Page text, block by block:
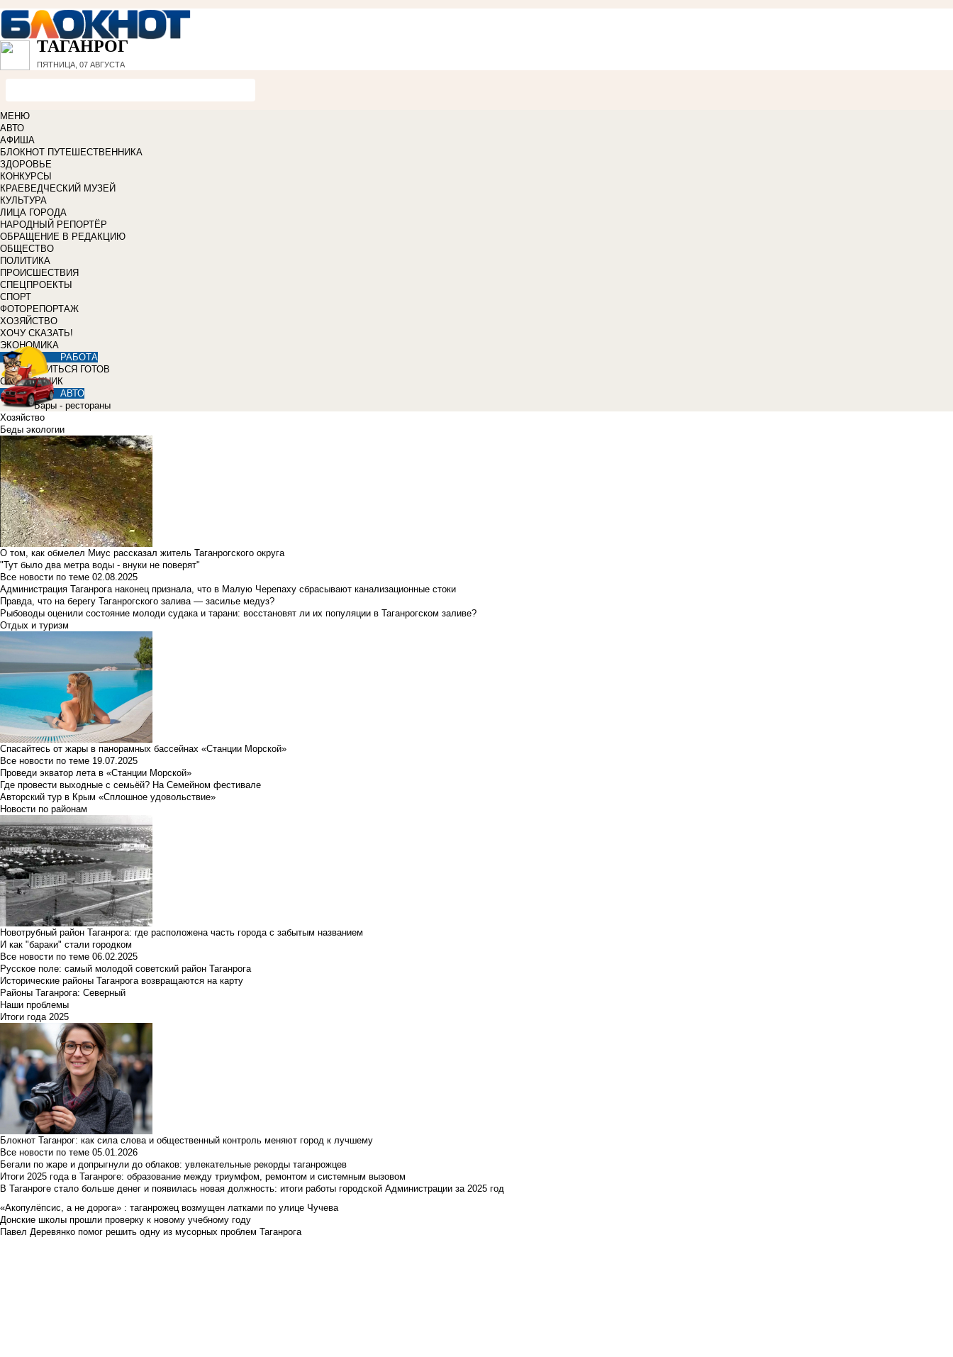
ТАГАНРОГ
ПЯТНИЦА, 07 АВГУСТА
МЕНЮ
АВТО
АФИША
БЛОКНОТ ПУТЕШЕСТВЕННИКА
ЗДОРОВЬЕ
КОНКУРСЫ
КРАЕВЕДЧЕСКИЙ МУЗЕЙ
КУЛЬТУРА
ЛИЦА ГОРОДА
НАРОДНЫЙ РЕПОРТЁР
ОБРАЩЕНИЕ В РЕДАКЦИЮ
ОБЩЕСТВО
ПОЛИТИКА
ПРОИСШЕСТВИЯ
СПЕЦПРОЕКТЫ
СПОРТ
ФОТОРЕПОРТАЖ
ХОЗЯЙСТВО
ХОЧУ СКАЗАТЬ!
ЭКОНОМИКА
РАБОТА
УЧИТЬСЯ ГОТОВ
СПРАВОЧНИК
АВТО
Бары - рестораны
Хозяйство
Беды экологии
О том, как обмелел Миус рассказал житель Таганрогского округа
"Тут было два метра воды - внуки не поверят"
Все новости по теме 02.08.2025
Администрация Таганрога наконец признала, что в Малую Черепаху сбрасывают канализационные стоки
Правда, что на берегу Таганрогского залива — засилье медуз?
Рыбоводы оценили состояние молоди судака и тарани: восстановят ли их популяции в Таганрогском заливе?
Отдых и туризм
Спасайтесь от жары в панорамных бассейнах «Станции Морской»
Все новости по теме 19.07.2025
Проведи экватор лета в «Станции Морской»
Где провести выходные с семьёй? На Семейном фестивале
Авторский тур в Крым «Сплошное удовольствие»
Новости по районам
Новотрубный район Таганрога: где расположена часть города с забытым названием
И как "бараки" стали городком
Все новости по теме 06.02.2025
Русское поле: самый молодой советский район Таганрога
Исторические районы Таганрога возвращаются на карту
Районы Таганрога: Северный
Наши проблемы
Итоги года 2025
Блокнот Таганрог: как сила слова и общественный контроль меняют город к лучшему
Все новости по теме 05.01.2026
Бегали по жаре и допрыгнули до облаков: увлекательные рекорды таганрожцев
Итоги 2025 года в Таганроге: образование между триумфом, ремонтом и системным вызовом
В Таганроге стало больше денег и появилась новая должность: итоги работы городской Администрации за 2025 год
«Акопулёпсис, а не дорога» : таганрожец возмущен латками по улице Чучева
Донские школы прошли проверку к новому учебному году
Павел Деревянко помог решить одну из мусорных проблем Таганрога